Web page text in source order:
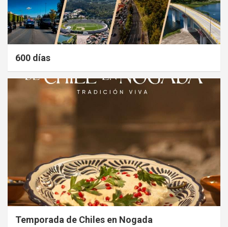
600 días
Temporada de Chiles en Nogada